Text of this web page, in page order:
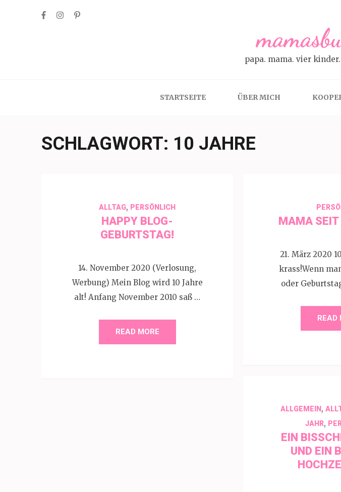
papa. mama. vier
STARTSEITE ÜBER MICH
SCHLAGWORT: 10 JAHRE
ALLTAG, PERSÖNLICH
HAPPY BLOG-
GEBURTSTAG!
14. November 2020 (Verlosung,
Werbung) Mein Blog wird 10 Jahre
alt! Anfang November 2010 saß …
READ MORE
MAMA
21. März 2020
krass!Wenn
oder
READ
ALLGEMEIN,
JAHR,
EIN
ND EIN